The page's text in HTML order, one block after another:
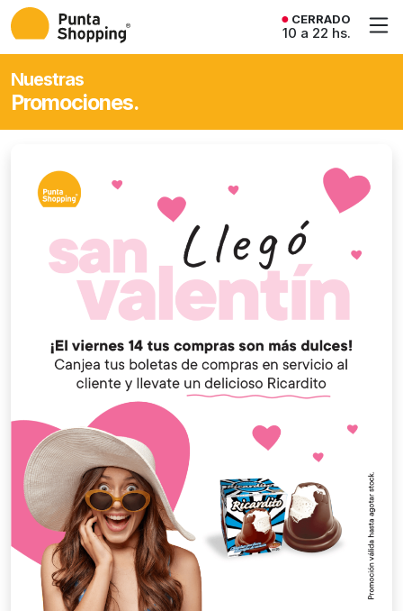
CERRADO
10 a 22 hs.
Nuestras
Promociones.